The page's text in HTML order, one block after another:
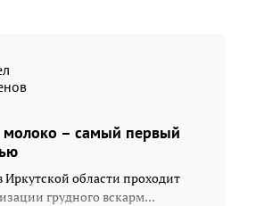
молоко – самый первый
Иркутской области проходит
грудного вскарм...